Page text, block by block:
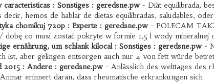
caracteristicas : Sonstiges : geredsne.pw- Diät equilibrada,
decir, hemos de hablar de dietas equilibradas, saludables, oder
chomikuj 720p : Experte : geredsne.pw- POLECAM
dobę co musi zostać pokryte w formie 1,5 l wody mineralnej
ernährung, um schlank kilocal : Sonstiges : geredsne.pw-
ist, aber gelingen entsorgen auch nur 4 von fett würde
2015 : Andere : geredsne.pw- Anlässlich des welttages des
erinnert daran, dass rheumatische erkrankungen sich